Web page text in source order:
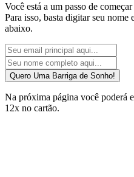
Você está a um passo de
Para isso, basta digitar seu
abaixo.
Quero Uma Barriga de Sonho!
Na próxima página você poderá
12x no cartão.